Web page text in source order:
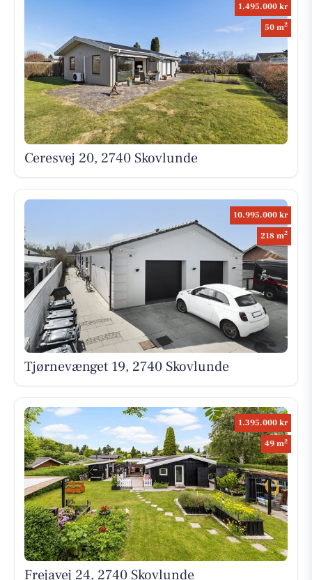
1.495.000 kr
50 m2
Ceresvej 20, 2740 Skovlunde
10.995.000 kr
218 m2
Tjørnevænget 19, 2740 Skovlunde
1.395.000 kr
49 m2
Frejavej 24, 2740 Skovlunde